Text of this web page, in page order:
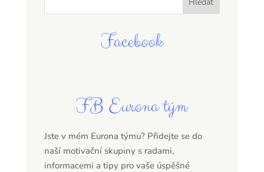
Facebook
FB Eurona tým
Jste v mém Eurona týmu? Přidejte se do
naší motivační skupiny s radami,
informacemi a tipy pro vaše úspěšné